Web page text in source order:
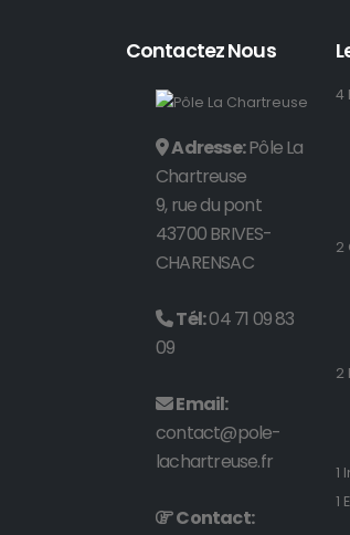
Contactez Nous
Adresse:Pôle La
Chartreuse
9, rue du pont
43700 BRIVES-
CHARENSAC
Tél:04 71 09 83
09
Email:
contact@pole-
lachartreuse.fr
Contact:
4
2
2
1
1